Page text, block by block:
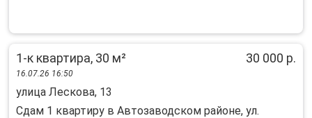
1-к квартира, 30 м² 30 000 р.
16.07.26 16:50
улица Лескова, 13
Сдам 1 квартиру в Автозаводском районе, ул.